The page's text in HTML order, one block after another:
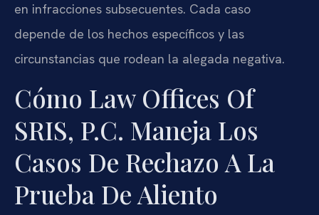
en infracciones subsecuentes. Cada caso
depende de los hechos específicos y las
circunstancias que rodean la alegada negativa.
Cómo Law Offices Of
SRIS, P.C. Maneja Los
Casos De Rechazo A La
Prueba De Aliento